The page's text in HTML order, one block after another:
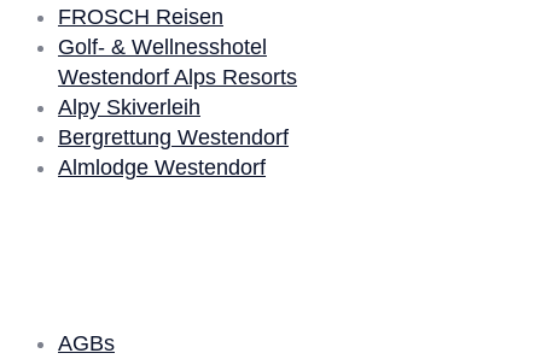
FROSCH Reisen
Golf- & Wellnesshotel
Westendorf Alps Resorts
Alpy Skiverleih
Bergrettung Westendorf
Almlodge Westendorf
AGBs